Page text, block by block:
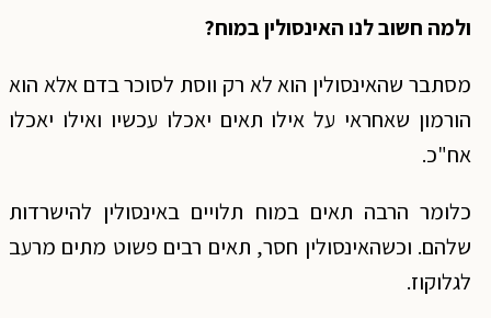
ולמה חשוב לנו האינסולין במוח?
מסתבר שהאינסולין הוא לא רק ווסת לסוכר בדם אלא הוא
הורמון שאחראי על אילו תאים יאכלו עכשיו ואילו יאכלו
אח"כ.
כלומר הרבה תאים במוח תלויים באינסולין להישרדות
שלהם. וכשהאינסולין חסר, תאים רבים פשוט מתים מרעב
לגלוקוז.